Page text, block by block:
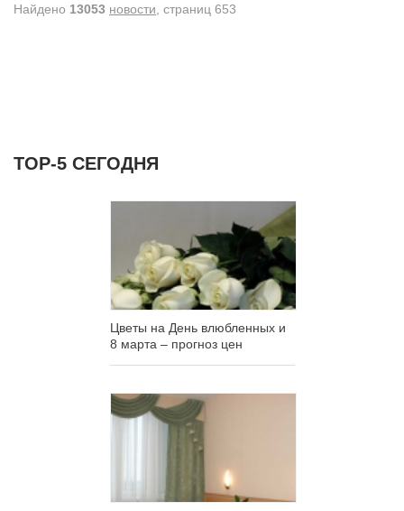
Найдено 13053 новости , cтраниц 653
ТОР-5 СЕГОДНЯ
Цветы на День влюбленных и
8 марта – прогноз цен